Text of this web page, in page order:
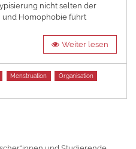
nicht selten der
und Homophobie führt
Weiter lesen
Menstruation
Organisation